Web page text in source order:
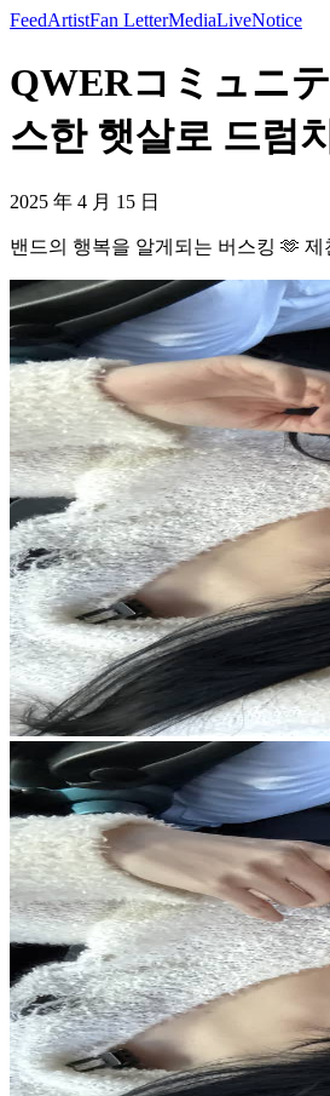
FeedArtistFan LetterMediaLiveNotice
QWERコミュニ
스한 햇살로 드럼
2025 年 4 月 15 日
밴드의 행복을 알게되는 버스킹 🫶